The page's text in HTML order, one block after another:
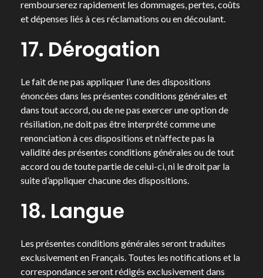
rembourserez rapidement les dommages, pertes, coûts
et dépenses liés à ces réclamations ou en découlant.
17. Dérogation
Le fait de ne pas appliquer l’une des dispositions
énoncées dans les présentes conditions générales et
dans tout accord, ou de ne pas exercer une option de
résiliation, ne doit pas être interprété comme une
renonciation à ces dispositions et n’affecte pas la
validité des présentes conditions générales ou de tout
accord ou de toute partie de celui-ci, ni le droit par la
suite d’appliquer chacune des dispositions.
18. Langue
Les présentes conditions générales seront traduites
exclusivement en Français. Toutes les notifications et la
correspondance seront rédigés exclusivement dans